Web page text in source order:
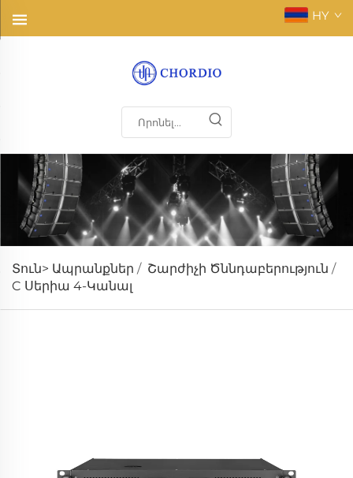
HY
Տուն> Ապրանքներ / Շարժիչի Ծննդաբերություն /
C Սերիա 4-Կանալ